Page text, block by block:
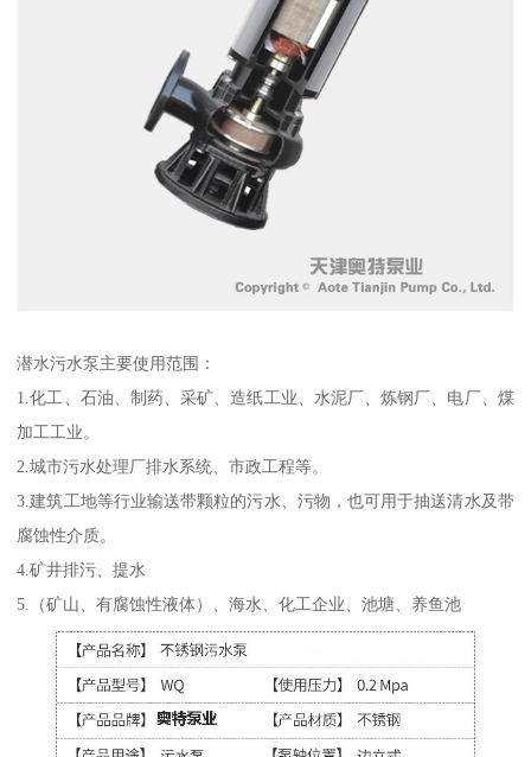
潜水污水泵主要使用范围：
1.化工、石油、制药、采矿、造纸工业、水泥厂、炼钢厂、电厂、煤
加工工业。
2.城市污水处理厂排水系统、市政工程等。
3.建筑工地等行业输送带颗粒的污水、污物，也可用于抽送清水及带
腐蚀性介质。
4.矿井排污、提水
5.（矿山、有腐蚀性液体）、海水、化工企业、池塘、养鱼池